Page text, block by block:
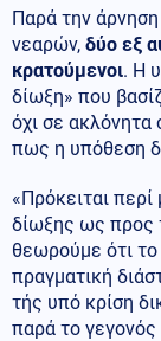
Παρά την
νεαρών, δύο εξ
κρατούμενοι. Η
δίωξη» που
όχι σε ακλόνητα
πως η υπόθεση
«Πρόκειται
δίωξης ως προς
θεωρούμε ότι το
πραγματική
τής υπό κρίση
παρά το γεγονός